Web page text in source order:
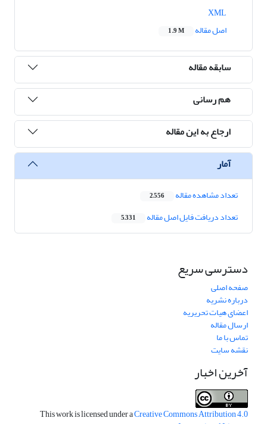
اصل مقاله
1.9 M
سابقه مقاله
هم رسانی
ارجاع به این مقاله
آمار
تعداد مشاهده مقاله 2,556
تعداد دریافت فایل اصل مقاله 5,331
دسترسی سریع
صفحه اصلی
درباره نشریه
اعضای هیات تحریریه
ارسال مقاله
تماس با ما
نقشه سایت
آخرین اخبار
This work is licensed under aCreative Commons Attribution 4.0